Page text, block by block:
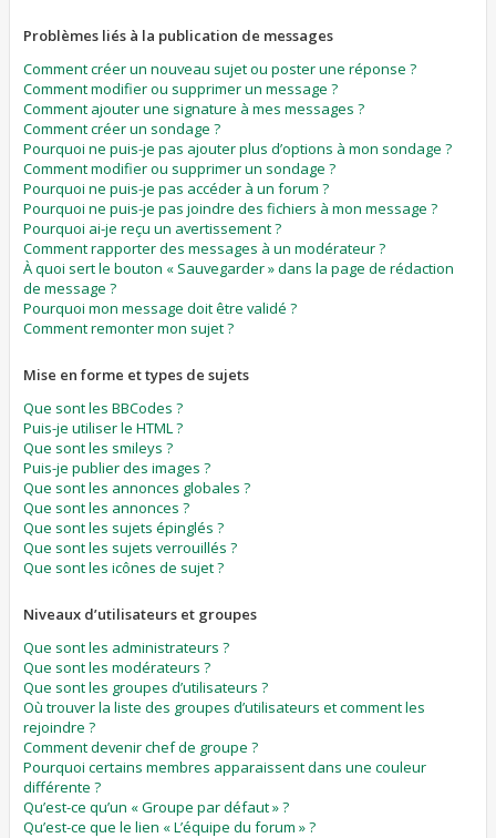
Problèmes liés à la publication de messages
Comment créer un nouveau sujet ou poster une réponse ?
Comment modifier ou supprimer un message ?
Comment ajouter une signature à mes messages ?
Comment créer un sondage ?
Pourquoi ne puis-je pas ajouter plus d’options à mon sondage ?
Comment modifier ou supprimer un sondage ?
Pourquoi ne puis-je pas accéder à un forum ?
Pourquoi ne puis-je pas joindre des fichiers à mon message ?
Pourquoi ai-je reçu un avertissement ?
Comment rapporter des messages à un modérateur ?
À quoi sert le bouton « Sauvegarder » dans la page de rédaction
de message ?
Pourquoi mon message doit être validé ?
Comment remonter mon sujet ?
Mise en forme et types de sujets
Que sont les BBCodes ?
Puis-je utiliser le HTML ?
Que sont les smileys ?
Puis-je publier des images ?
Que sont les annonces globales ?
Que sont les annonces ?
Que sont les sujets épinglés ?
Que sont les sujets verrouillés ?
Que sont les icônes de sujet ?
Niveaux d’utilisateurs et groupes
Que sont les administrateurs ?
Que sont les modérateurs ?
Que sont les groupes d’utilisateurs ?
Où trouver la liste des groupes d’utilisateurs et comment les
rejoindre ?
Comment devenir chef de groupe ?
Pourquoi certains membres apparaissent dans une couleur
différente ?
Qu’est-ce qu’un « Groupe par défaut » ?
Qu’est-ce que le lien « L’équipe du forum » ?